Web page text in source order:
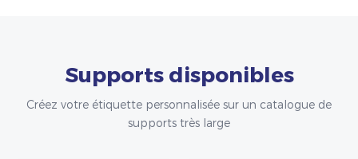
Supports disponibles
Créez votre étiquette personnalisée sur un catalogue de
supports très large